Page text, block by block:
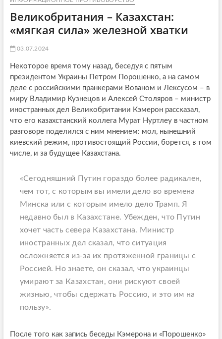
Великобритания – Казахстан:
«мягкая сила» железной хватки
03.07.2024
Некоторое время тому назад, беседуя с пятым
президентом Украины Петром Порошенко, а на самом
деле с российскими пранкерами Вованом и Лексусом – в
миру Владимир Кузнецов и Алексей Столяров – министр
иностранных дел Великобритании Кэмерон рассказал,
что его казахстанский коллега Мурат Нуртлеу в частном
разговоре поделился с ним мнением: мол, нынешний
киевский режим, противостоящий России, борется, в том
числе, и за будущее Казахстана.
«Сегодняшний Путин гораздо более радикален,
чем тот, с которым вы имели дело во времена
Минска или с которым имело дело Трамп. Я
недавно был в Казахстане. Убежден, что Путин
хочет часть севера Казахстана. Министр
иностранных дел сказал, что ситуация
осложняется из-за их протяженной границы с
Россией. Но знаете, он сказал, что украинцы
умирают за Казахстан, они рискуют своей
жизнью, чтобы сдержать Россию, и это им на
пользу».
После того как запись беседы Кэмерона и «Порошенко»